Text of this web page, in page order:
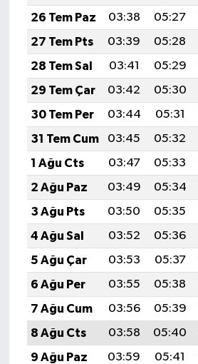
26 Tem Paz
03:38 05:27
27 Tem Pts
03:39 05:28
28 Tem Sal
03:41 05:29
29 Tem Çar
03:42 05:30
30 Tem Per
03:44 05:31
31 Tem Cum
03:45 05:32
1 Ağu Cts
03:47 05:33
2 Ağu Paz
03:49 05:34
3 Ağu Pts
03:50 05:35
4 Ağu Sal
03:52 05:36
5 Ağu Çar
03:53 05:37
6 Ağu Per
03:55 05:38
7 Ağu Cum
03:56 05:39
8 Ağu Cts
03:58 05:40
9 Ağu Paz
03:59 05:41